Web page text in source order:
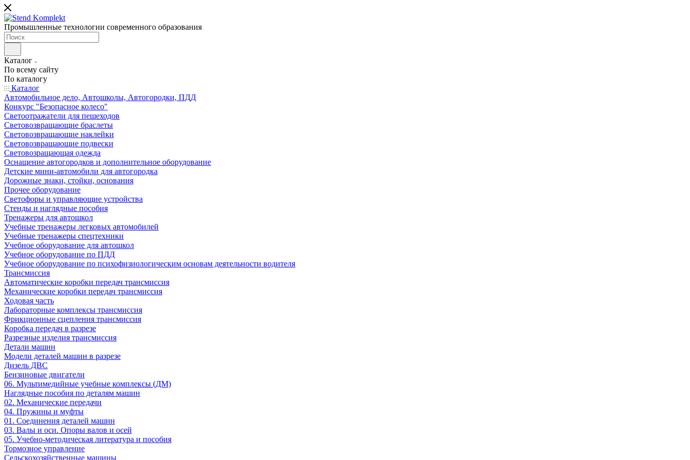
Промышленные технологии современного образования
Каталог
По всему сайту
По каталогу
Каталог
Автомобильное дело, Автошколы, Автогородки, ПДД
Конкурс "Безопасное колесо"
Светоотражатели для пешеходов
Световозвращающие браслеты
Световозвращающие наклейки
Световозвращающие подвески
Световозращающая одежда
Оснащение автогородков и дополнительное оборудование
Детские мини-автомобили для автогородка
Дорожные знаки, стойки, основания
Прочее оборудование
Светофоры и управляющие устройства
Стенды и наглядные пособия
Тренажеры для автошкол
Учебные тренажеры легковых автомобилей
Учебные тренажеры спецтехники
Учебное оборудование для автошкол
Учебное оборудование по ПДД
Учебное оборудование по психофизиологическим основам деятельности водителя
Трансмиссия
Автоматические коробки передач трансмиссия
Механические коробки передач трансмиссия
Ходовая часть
Лабораторные комплексы трансмиссия
Фрикционные сцепления трансмиссия
Коробка передач в разрезе
Разрезные изделия трансмиссия
Детали машин
Модели деталей машин в разрезе
Дизель ДВС
Бензиновые двигатели
06. Мультимедийные учебные комплексы (ДМ)
Наглядные пособия по деталям машин
02. Механические передачи
04. Пружины и муфты
01. Соединения деталей машин
03. Валы и оси. Опоры валов и осей
05. Учебно-методическая литература и пособия
Тормозное управление
Сельскохозяйственные машины